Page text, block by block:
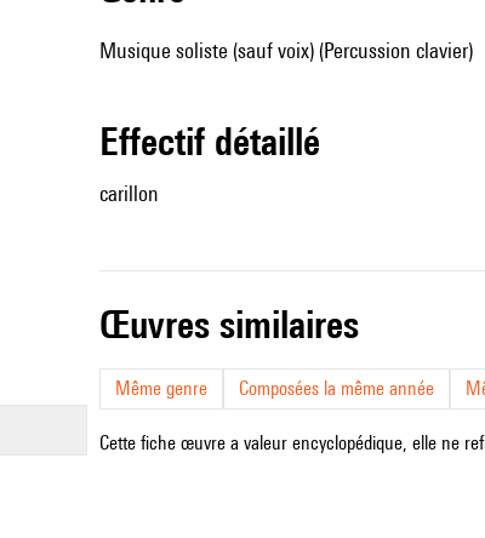
Musique soliste (sauf voix) (Percussion clavier)
effectif détaillé
carillon
œuvres similaires
Même genre Composées la même année
Cette fiche œuvre a valeur encyclopédique, elle ne